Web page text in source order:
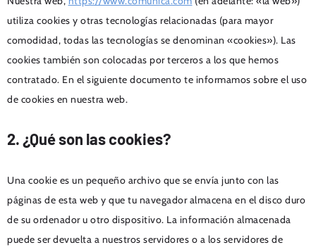
utiliza cookies y otras tecnologías relacionadas (para mayor
comodidad, todas las tecnologías se denominan «cookies»). Las
cookies también son colocadas por terceros a los que hemos
contratado. En el siguiente documento te informamos sobre el uso
de cookies en nuestra web.
2. ¿Qué son las cookies?
Una cookie es un pequeño archivo que se envía junto con las
páginas de esta web y que tu navegador almacena en el disco duro
de su ordenador u otro dispositivo. La información almacenada
puede ser devuelta a nuestros servidores o a los servidores de